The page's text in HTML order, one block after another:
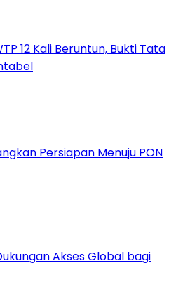
12 Kali Beruntun, Bukti Tata
Persiapan Menuju PON
Akses Global bagi